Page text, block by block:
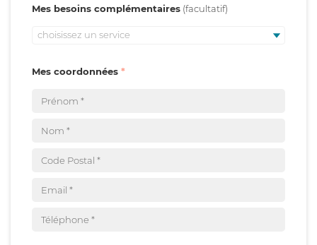
Mes besoins complémentaires
choisissez un service
Mes coordonnées